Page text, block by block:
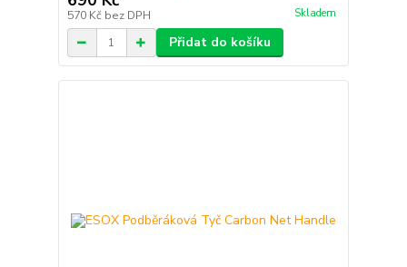
570 Kč bez DPH Skladem
Přidat do košíku